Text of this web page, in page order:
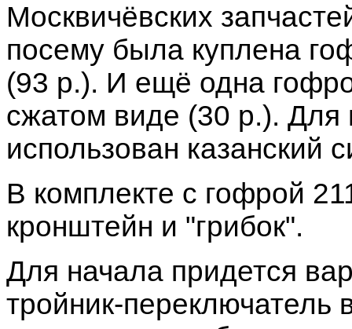
Москвичёвских
посему была куплена
(93 р.). И ещё одна
сжатом виде (30 р.). Для
использован казанский
В комплекте с гофрой
кронштейн и "грибок".
Для начала придется
тройник-переключатель